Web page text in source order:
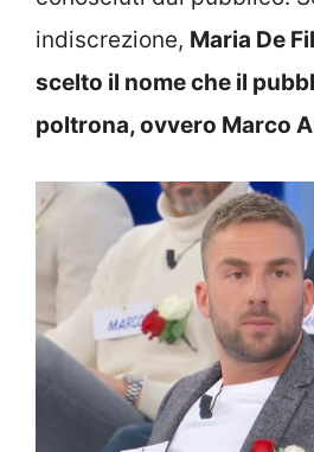
indiscrezione, Maria De
scelto il nome che il
poltrona, ovvero Marco